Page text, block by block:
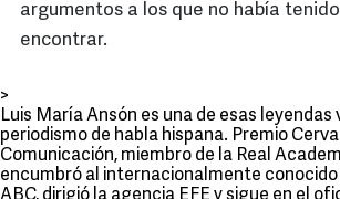
argumentos a los que no había
encontrar.
>
Luis María Ansón es una de esas leyendas
periodismo de habla hispana. Premio
Comunicación, miembro de la Real
encumbró al internacionalmente conocido